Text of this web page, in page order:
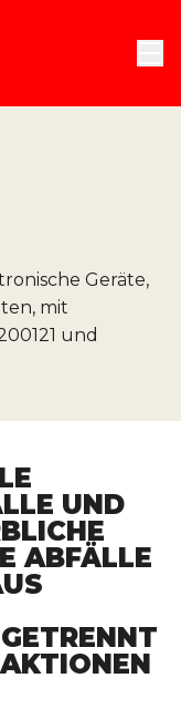
Geräte,
mit
und
UND
ABFÄLLE
G